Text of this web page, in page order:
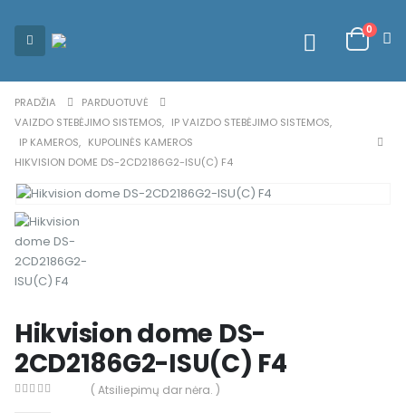
0
PRADŽIA
PARDUOTUVĖ
VAIZDO STEBĖJIMO SISTEMOS, IP VAIZDO STEBĖJIMO SISTEMOS,
IP KAMEROS, KUPOLINĖS KAMEROS
HIKVISION DOME DS-2CD2186G2-ISU(C) F4
Hikvision dome DS-
2CD2186G2-ISU(C) F4
( Atsiliepimų dar nėra. )